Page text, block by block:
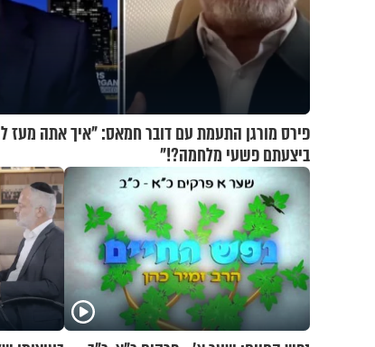
פירס מורגן התעמת עם דובר חמאס: "איך אתה מעז
ביצעתם פשעי מלחמה?!"